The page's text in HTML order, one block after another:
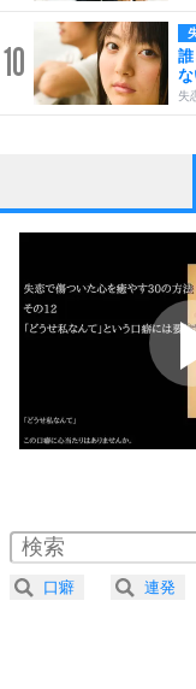
10
な
失
1
ポ
気
4 器
2.0倍速 （
2.5倍速 （
3.0倍速 （
口癖 連発